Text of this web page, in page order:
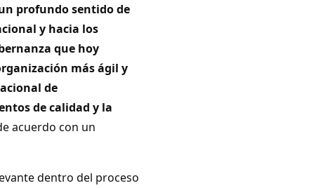
profundo sentido de
y hacia los
que hoy
más ágil y
de
de calidad y la
acuerdo con un
dentro del proceso